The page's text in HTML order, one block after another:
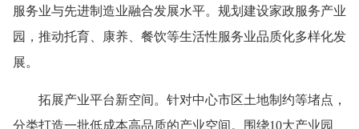
服务业与先进制造业融合发展水平。规划建设家政服务产业
园，推动托育、康养、餐饮等生活性服务业品质化多样化发
展。
拓展产业平台新空间。针对中心市区土地制约等堵点，
分类打造一批低成本高品质的产业空间。围绕10大产业园